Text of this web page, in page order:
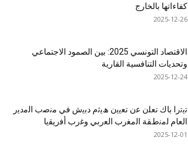
كفاءاتها بالخارج
2025-12-26
الاقتصاد التونسي 2025: بين الصمود الاجتماعي
وتحديات التنافسية القارية
2025-12-24
ﺗﯾﺗرا ﺑﺎك ﺗﻌﻠن ﻋن ﺗﻌﯾﯾن ھﯾﺛم دﺑﯾش ﻓﻲ ﻣﻧﺻب اﻟﻣدﯾر
اﻟﻌﺎم ﻟﻣﻧطﻘﺔ اﻟﻣﻐرب اﻟﻌرﺑﻲ وﻏرب أﻓرﯾﻘﯾﺎ
2025-12-01